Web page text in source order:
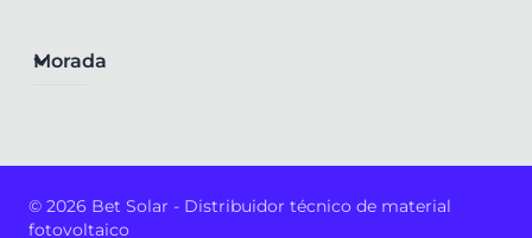
Morada
© 2026 Bet Solar - Distribuidor técnico de material
fotovoltaico